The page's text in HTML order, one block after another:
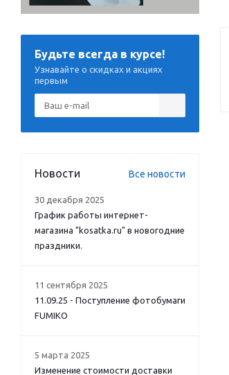
Будьте всегда в курсе!
Узнавайте о скидках и акциях
первым
Новости Все новости
30 декабря 2025
График работы интернет-
магазина "kosatka.ru" в новогодние
праздники.
11 сентября 2025
11.09.25 - Поступление фотобумаги
FUMIKO
5 марта 2025
Изменение стоимости доставки